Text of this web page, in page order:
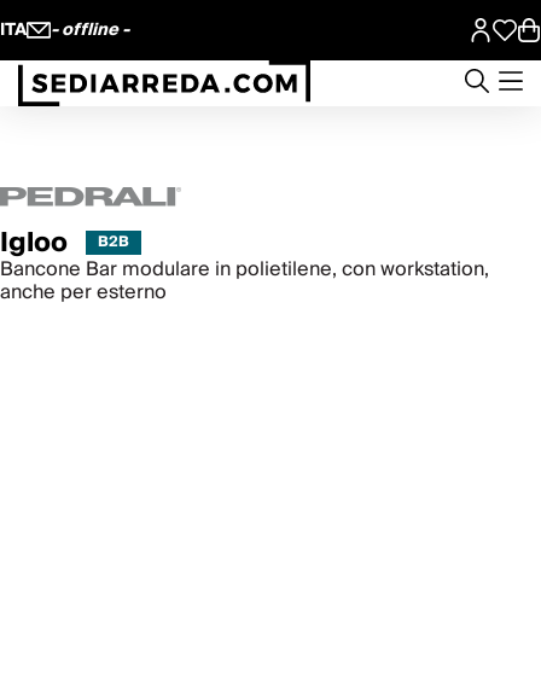
ITA - offline -
Igloo
Bancone Bar modulare in polietilene, con workstation,
anche per esterno